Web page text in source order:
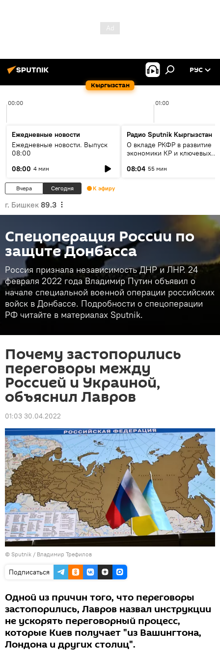
Кыргызстан
РУС
00:00 01:00
Ежедневные новости
Ежедневные новости. Выпуск
08:00
08:00 4 мин
Радио Sputnik Кыргызстан
О вкладе РКФР в развитие
экономики КР и ключевых
08:04 55 мин
Вчера Сегодня К эфиру
г. Бишкек 89.3
Спецоперация России по
защите Донбасса
Россия признала независимость ДНР и ЛНР. 24
февраля 2022 года Владимир Путин объявил о
начале специальной военной операции российских
войск в Донбассе. Подробности о спецоперации
РФ читайте в материалах Sputnik.
Почему застопорились
переговоры между
Россией и Украиной,
объяснил Лавров
01:03 30.04.2022
© Sputnik / Владимир Трефилов
Подписаться
Одной из причин того, что переговоры
застопорились, Лавров назвал инструкции
не ускорять переговорный процесс,
которые Киев получает "из Вашингтона,
Лондона и других столиц".